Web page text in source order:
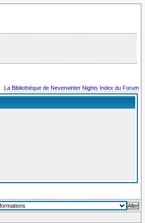
La Bibliothèque de Neverwinter Nights Index du Forum